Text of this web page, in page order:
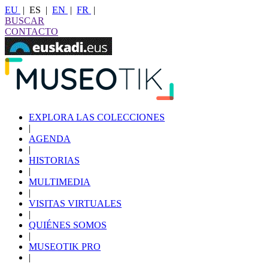
EU | ES | EN | FR
|
BUSCAR
CONTACTO
EXPLORA LAS COLECCIONES
|
AGENDA
|
HISTORIAS
|
MULTIMEDIA
|
VISITAS VIRTUALES
|
QUIÉNES SOMOS
|
MUSEOTIK PRO
|